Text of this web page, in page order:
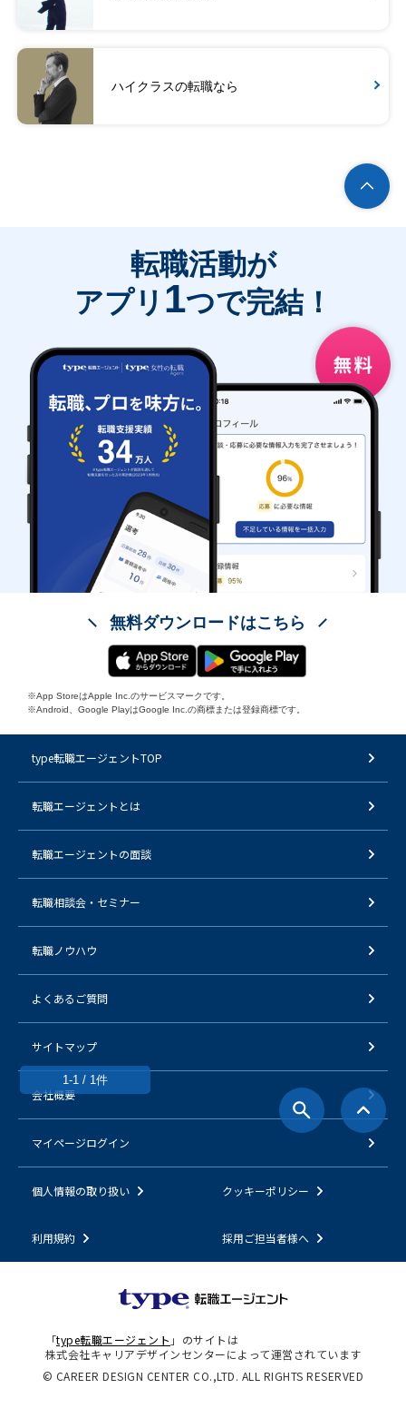
ハイクラスの転職なら
1-1 / 1件
転職活動が
アプリ 1つで完結！
無料ダウンロードはこちら
※App StoreはApple Inc.のサービスマークです。
※Android、Google PlayはGoogle Inc.の商標または登録商標です。
type転職エージェントTOP
転職エージェントとは
転職エージェントの面談
転職相談会・セミナー
転職ノウハウ
よくあるご質問
サイトマップ
会社概要
マイページログイン
個人情報の取り扱い クッキーポリシー
利用規約 採用ご担当者様へ
「type転職エージェント 」のサイトは
株式会社キャリアデザインセンターによって運営されています
© CAREER DESIGN CENTER CO.,LTD. ALL RIGHTS RESERVED